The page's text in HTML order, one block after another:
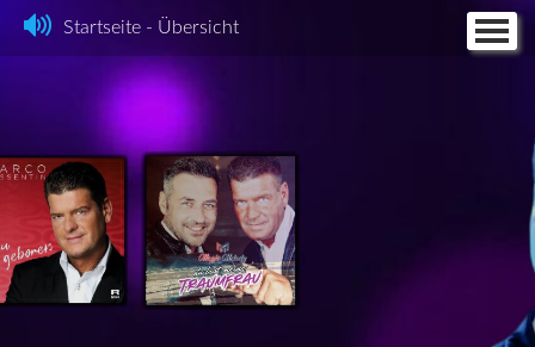
Startseite - Übersicht
Home
Feuerengel
Discographie
Videos
Termine
Kontakt + CD Bestellung